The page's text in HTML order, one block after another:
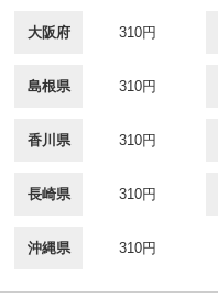
大阪府 310円
島根県 310円
香川県 310円
長崎県 310円
沖縄県 310円